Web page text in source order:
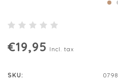
€19,95 Incl. tax
SKU: 0798